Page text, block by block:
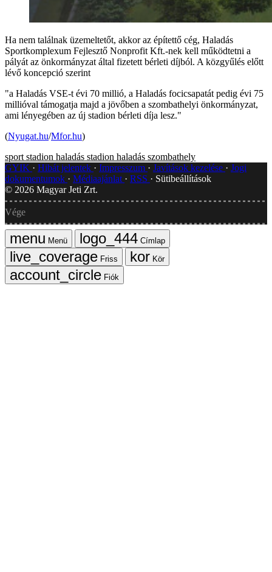
Ha nem találnak üzemeltetőt, akkor az építettő cég, Haladás
Sportkomplexum Fejlesztő Nonprofit Kft.-nek kell működtetni a
pályát az önkormányzat által fizetett bérleti díjból. A közgyűlés előtt
lévő koncepció szerint
"a Haladás VSE-t évi 70 millió, a Haladás focicsapatát pedig évi 75
millióval támogatja majd a jövőben a szombathelyi önkormányzat,
ami lényegében az új stadion bérleti díja lesz."
(Nyugat.hu/Mfor.hu)
sport stadion haladás stadion haladás szombathely
GYIK
Hibát jelentek Impresszum Javítások kezelése
Jogi
dokumentumok
Médiaajánlat RSS
Sütibeállítások
© 2026 Magyar Jeti Zrt.
Vége
Menü
Címlap
Friss
Kör
Fiók